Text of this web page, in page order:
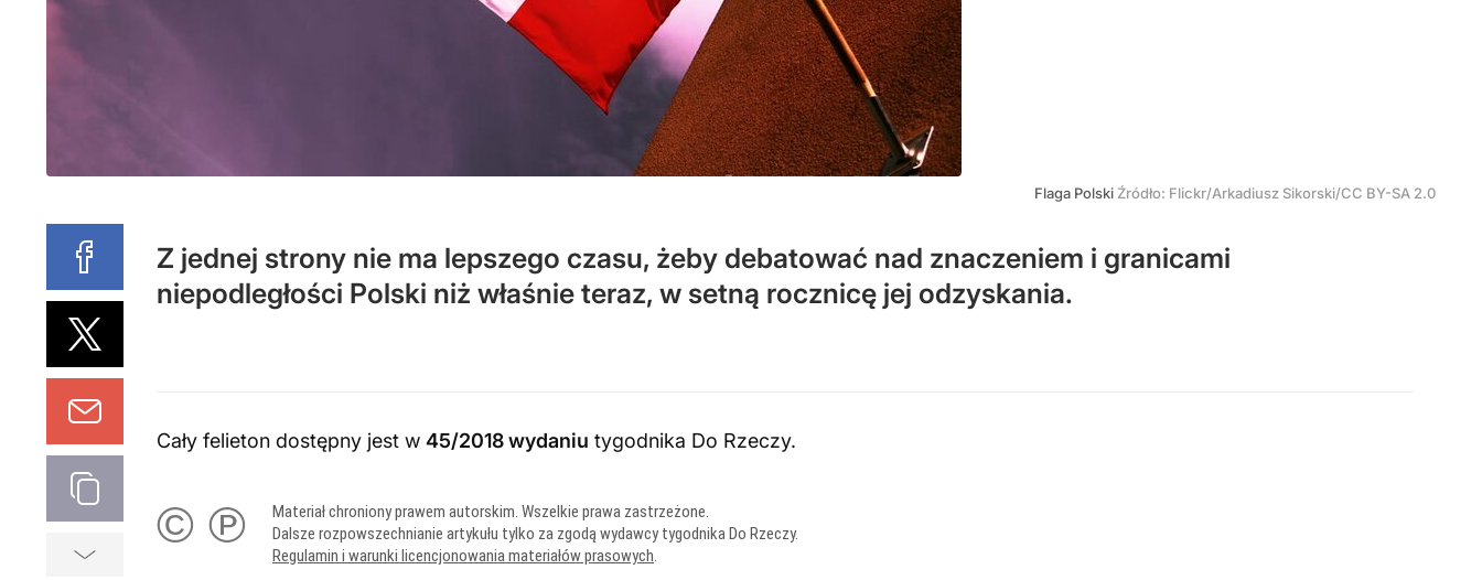
Flaga Polski Źródło: Flickr/Arkadiusz Sikorski/CC BY-SA 2.0
Z jednej strony nie ma lepszego czasu, żeby debatować nad znaczeniem i granicami
niepodległości Polski niż właśnie teraz, w setną rocznicę jej odzyskania.
Cały felieton dostępny jest w 45/2018 wydaniu tygodnika Do Rzeczy.
© ℗
Materiał chroniony prawem autorskim. Wszelkie prawa zastrzeżone.
Dalsze rozpowszechnianie artykułu tylko za zgodą wydawcy tygodnika Do Rzeczy.
Regulamin i warunki licencjonowania materiałów prasowych.